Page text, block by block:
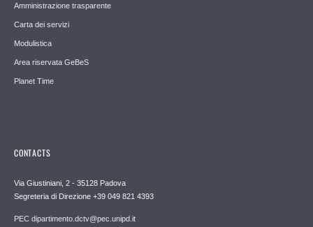
Amministrazione trasparente
Carta dei servizi
Modulistica
Area riservata GeBeS
Planet Time
CONTACTS
Via Giustiniani, 2 - 35128 Padova
Segreteria di Direzione +39 049 821 4393
PEC dipartimento.dctv@pec.unipd.it